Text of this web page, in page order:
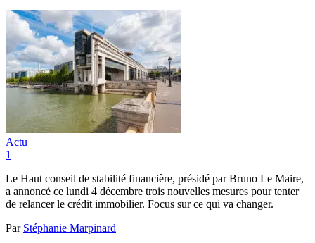
Actu
1
Le Haut conseil de stabilité financière, présidé par Bruno Le Maire,
a annoncé ce lundi 4 décembre trois nouvelles mesures pour tenter
de relancer le crédit immobilier. Focus sur ce qui va changer.
Par Stéphanie Marpinard